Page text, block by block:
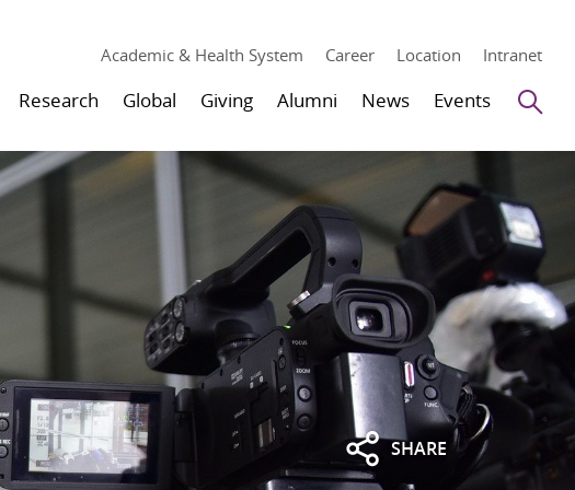
Academic & Health System Career Location Intranet
Research Global Giving Alumni News Events
SHARE